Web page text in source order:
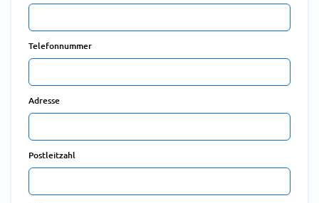
Telefonnummer
Adresse
Postleitzahl